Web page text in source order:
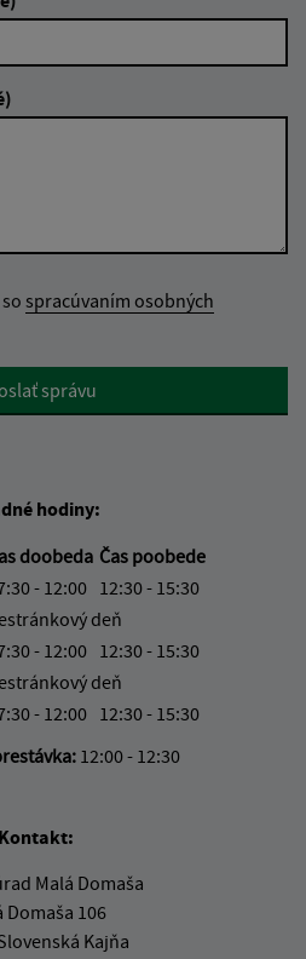
spracúvaním osobných
správu
hodiny:
doobeda Čas poobede
- 12:00 12:30 - 15:30
deň
- 12:00 12:30 - 15:30
deň
- 12:00 12:30 - 15:30
12:00 - 12:30
Kontakt:
Malá Domaša
Domaša 106
Kajňa